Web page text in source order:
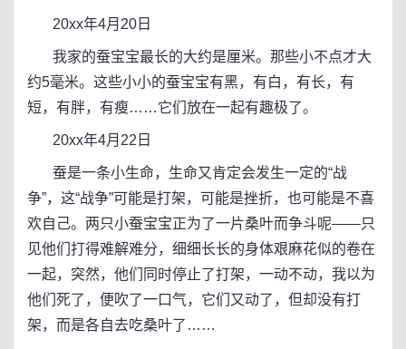
20xx年4月20日
我家的蚕宝宝最长的大约是厘米。那些小不点才大
约5毫米。这些小小的蚕宝宝有黑，有白，有长，有
短，有胖，有瘦……它们放在一起有趣极了。
20xx年4月22日
蚕是一条小生命，生命又肯定会发生一定的“战
争”，这“战争”可能是打架，可能是挫折，也可能是不喜
欢自己。两只小蚕宝宝正为了一片桑叶而争斗呢——只
见他们打得难解难分，细细长长的身体艰麻花似的卷在
一起，突然，他们同时停止了打架，一动不动，我以为
他们死了，便吹了一口气，它们又动了，但却没有打
架，而是各自去吃桑叶了……